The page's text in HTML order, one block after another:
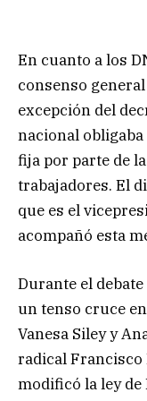
En cuanto a los
consenso
excepción del
nacional
fija por parte de
trabajadores. El
que es el
acompañó esta
Durante el
un tenso cruce
Vanesa Siley y
radical Francisco
modificó la ley